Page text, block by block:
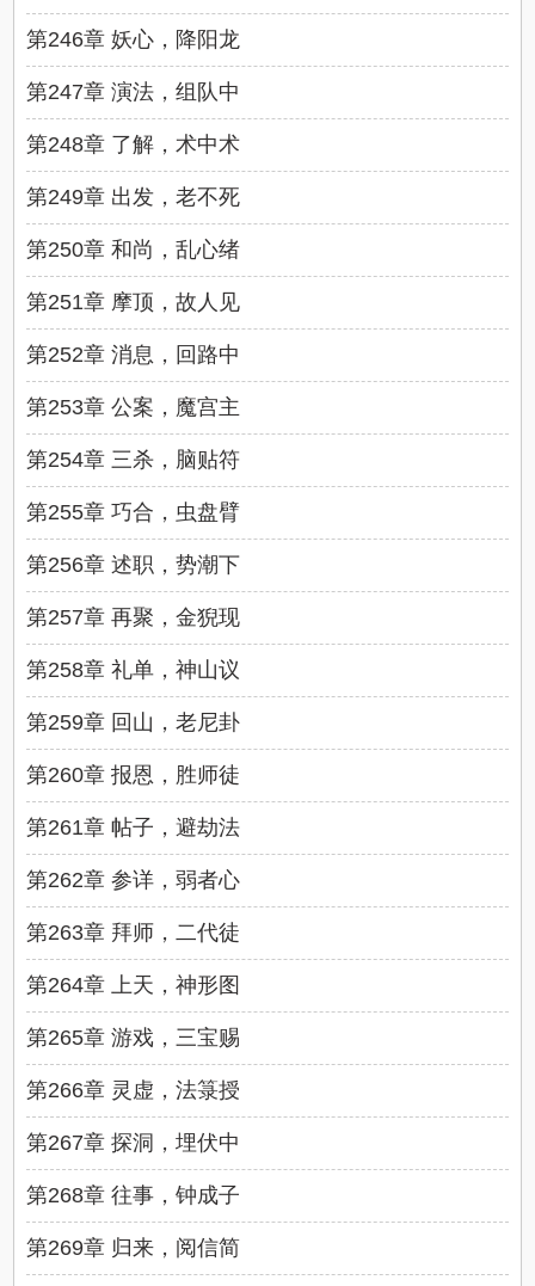
第246章 妖心，降阳龙
第247章 演法，组队中
第248章 了解，术中术
第249章 出发，老不死
第250章 和尚，乱心绪
第251章 摩顶，故人见
第252章 消息，回路中
第253章 公案，魔宫主
第254章 三杀，脑贴符
第255章 巧合，虫盘臂
第256章 述职，势潮下
第257章 再聚，金猊现
第258章 礼单，神山议
第259章 回山，老尼卦
第260章 报恩，胜师徒
第261章 帖子，避劫法
第262章 参详，弱者心
第263章 拜师，二代徒
第264章 上天，神形图
第265章 游戏，三宝赐
第266章 灵虚，法箓授
第267章 探洞，埋伏中
第268章 往事，钟成子
第269章 归来，阅信简